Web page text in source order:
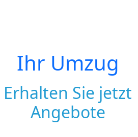
Ihr Umzug
Erhalten Sie jetzt
Angebote